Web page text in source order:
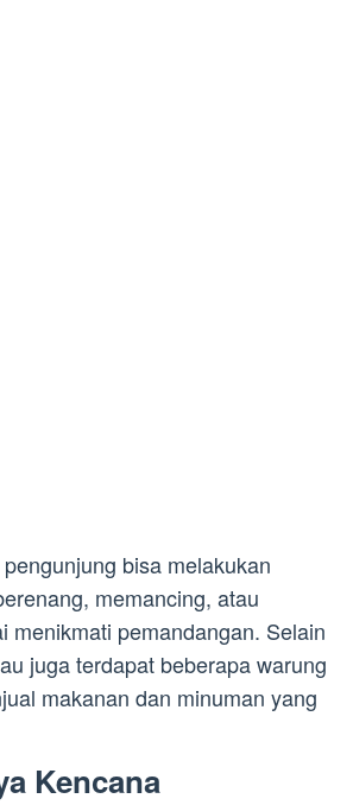
bisa melakukan
memancing, atau
menikmati pemandangan. Selain
juga terdapat beberapa warung
makanan dan minuman yang
Kencana